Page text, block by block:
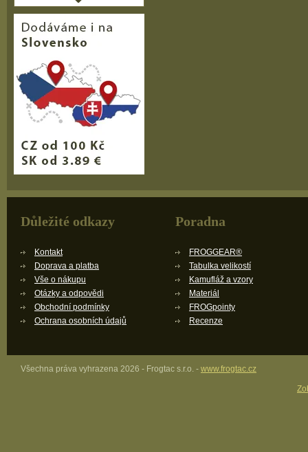
Důležité odkazy
Kontakt
Doprava a platba
Vše o nákupu
Otázky a odpovědi
Obchodní podmínky
Ochrana osobních údajů
Poradna
FROGGEAR®
Tabulka velikostí
Kamufláž a vzory
Materiál
FROGpointy
Recenze
Všechna práva vyhrazena 2026 - Frogtac s.r.o. - www.frogtac.cz